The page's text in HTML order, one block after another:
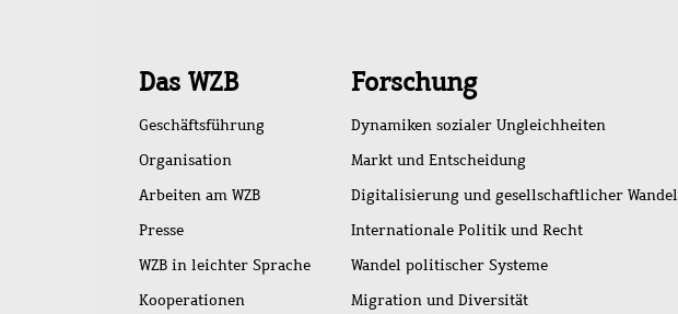
Schnellzugriff
Das WZB
Geschäftsführung
Organisation
Arbeiten am WZB
Presse
WZB in leichter Sprache
Kooperationen
Forschung
Dynamiken sozialer Ungleichheiten
Markt und Entscheidung
Digitalisierung und gesellschaftlicher Wandel
Internationale Politik und Recht
Wandel politischer Systeme
Migration und Diversität